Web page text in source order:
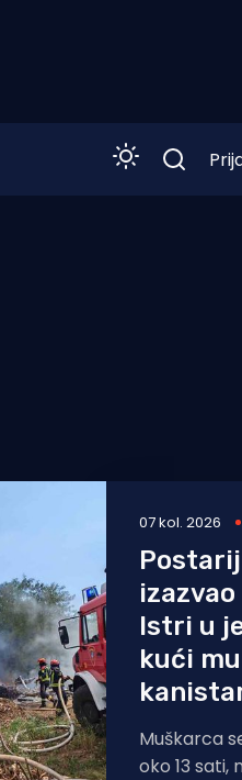
07 kol. 2026
Istri u
kući
Muškarca
oko 13 sati,